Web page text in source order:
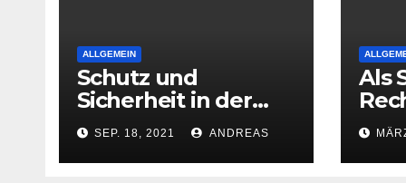
ALLGEMEIN
Schutz und
Sicherheit in der
Wohnung
SEP. 18, 2021 ANDREAS
Als
zu